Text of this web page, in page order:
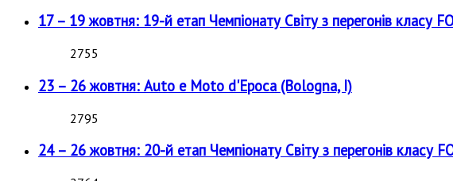
17 – 19 жовтня: 19-й етап Чемпіонату Світу з перегонів класу
2755
23 – 26 жовтня: Auto e Moto d'Epoca (Bologna, I)
2795
24 – 26 жовтня: 20-й етап Чемпіонату Світу з перегонів класу